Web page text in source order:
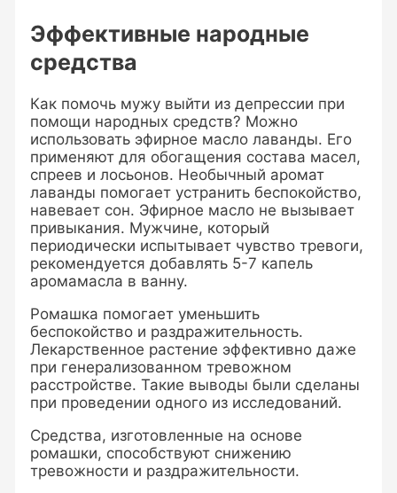
Эффективные народные
средства
Как помочь мужу выйти из депрессии при
помощи народных средств? Можно
использовать эфирное масло лаванды. Его
применяют для обогащения состава масел,
спреев и лосьонов. Необычный аромат
лаванды помогает устранить беспокойство,
навевает сон. Эфирное масло не вызывает
привыкания. Мужчине, который
периодически испытывает чувство тревоги,
рекомендуется добавлять 5-7 капель
аромамасла в ванну.
Ромашка помогает уменьшить
беспокойство и раздражительность.
Лекарственное растение эффективно даже
при генерализованном тревожном
расстройстве. Такие выводы были сделаны
при проведении одного из исследований.
Средства, изготовленные на основе
ромашки, способствуют снижению
тревожности и раздражительности.